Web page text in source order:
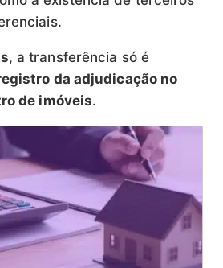
, a transferência só é
da adjudicação no
de imóveis.